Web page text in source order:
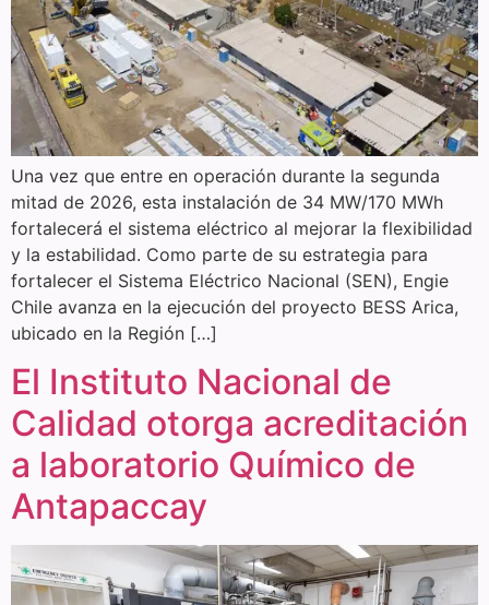
Una vez que entre en operación durante la segunda
mitad de 2026, esta instalación de 34 MW/170 MWh
fortalecerá el sistema eléctrico al mejorar la flexibilidad
y la estabilidad. Como parte de su estrategia para
fortalecer el Sistema Eléctrico Nacional (SEN), Engie
Chile avanza en la ejecución del proyecto BESS Arica,
ubicado en la Región […]
El Instituto Nacional de
Calidad otorga acreditación
a laboratorio Químico de
Antapaccay